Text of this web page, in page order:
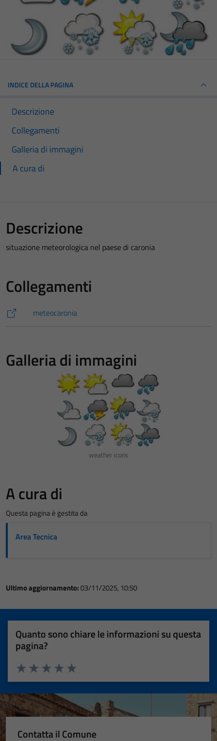
INDICE DELLA PAGINA
Descrizione
Collegamenti
Galleria di immagini
A cura di
Descrizione
situazione meteorologica nel paese di caronia
Collegamenti
meteocaronia
Galleria di immagini
weather icons
A cura di
Questa pagina è gestita da
Area Tecnica
Ultimo aggiornamento:03/11/2025, 10:50
Quanto sono chiare le informazioni su questa
pagina?
Valuta 5 stelle su 5
Valuta 4 stelle su 5
Valuta 3 stelle su 5
Valuta 2 stelle su 5
Valuta 1 stelle su 5
Contatta il Comune